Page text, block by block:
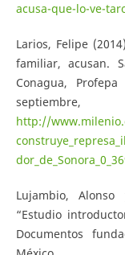
acusa-que-lo-ve-
Larios, Felipe
familiar, acusan.
Conagua,
http://
Lujambio,
“Estudio
Documentos